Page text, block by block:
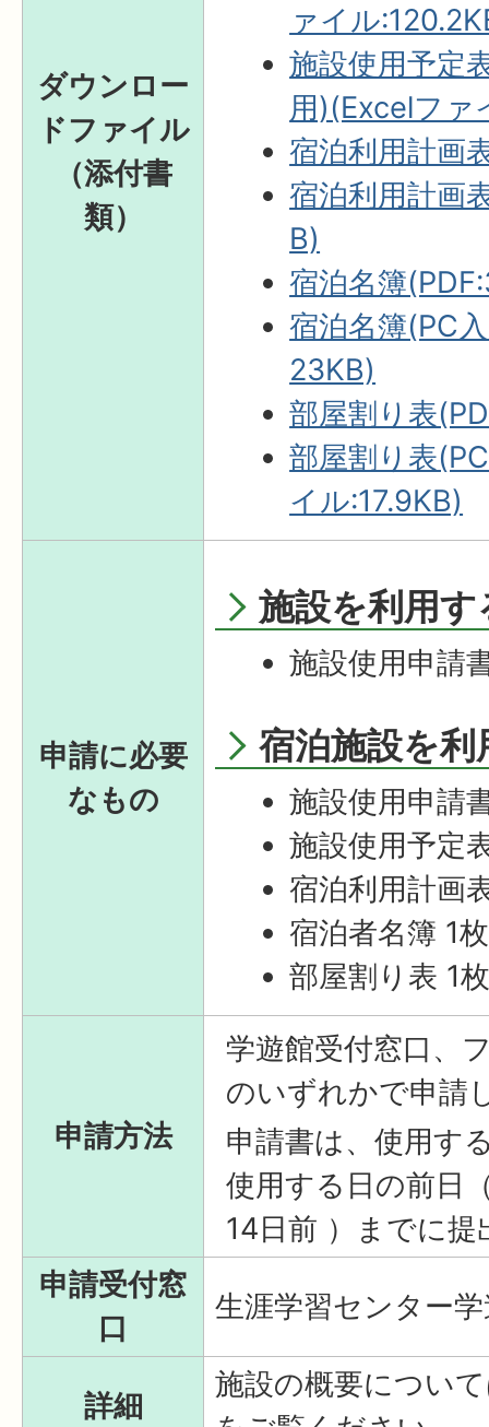
ダウンロー
ドファイル
（添付書
類）
ァイル
施設使用予定
用)(Excelファ
宿泊利用計画
宿泊利用計画
B)
宿泊名簿
宿泊名簿(PC
23KB)
部屋割り表
部屋割り表
イル:17.9KB)
申請に必要
なもの
施設を利用す
施設使用申請
宿泊施設を利
施設使用申請
施設使用予定
宿泊利用計画
宿泊者名簿 1
部屋割り表 1
申請方法
学遊館受付窓口、
のいずれかで申請
申請書は、使用す
使用する日の前日
14日前 ）までに
申請受付窓
口
生涯学習センター
詳細
施設の概要につい